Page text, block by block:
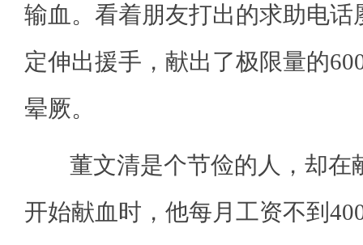
输血。看着朋友打出的求助电话
定伸出援手，献出了极限量的
晕厥。
董文清是个节俭的人，却在
开始献血时，他每月工资不到